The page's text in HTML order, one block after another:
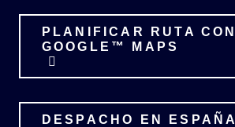
PLANIFICAR RUTA CON
GOOGLE™ MAPS
DESPACHO EN ESPAÑA